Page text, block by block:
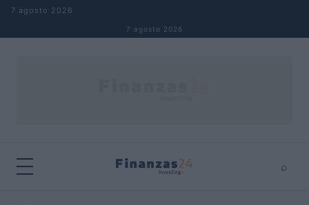
Saltar al contenido
7 agosto 2026
7 agosto 2026
⌕